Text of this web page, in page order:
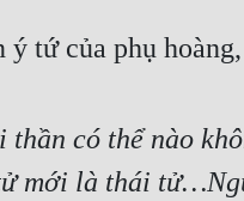
ý tứ của phụ
thần có thể nào
mới là thái